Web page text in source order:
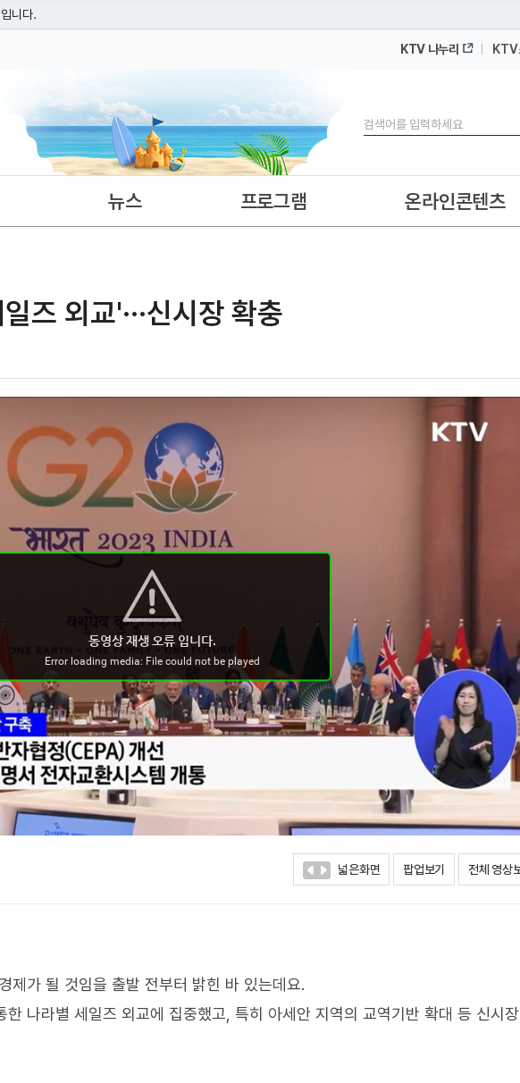
니다.
하고 있다면 아래 URL에서 도메인 주소를 확인해 보세요
KTV 나누리 KTV
검색
뉴스 프로그램 온라인콘텐츠
즈 외교'···신시장 확충
넓은화면 팝업보기 전체 영상
제가 될 것임을 출발 전부터 밝힌 바 있는데요.
한 나라별 세일즈 외교에 집중했고, 특히 아세안 지역의 교역기반 확대 등 신시장